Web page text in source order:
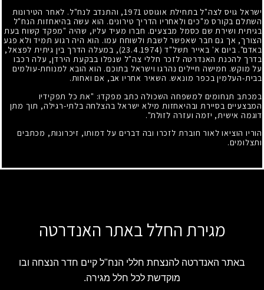
ישראל גויס לצה"ל בתחילת אוגוסט 1971, והתנדב לנח"ל. לאחר הטירונות
השתלם בקורס מ"כים ולאחריו הדריך טירונים. הוא עשה בהיאחזות הנח"ל
בגיתית ושירת שם כסמל מבצעים. חברו מעיד עליו, שהיה "מפקד קשוח בעת
הצורך, אך גם חבר שאפשר לשבת ולשוחח עמו. הוא היה רגוע תמיד ולא פגע
באדם". ביום א' באייר תשל"ד (23.4.1974)
, במעלה הדרך בין גיתית לפצאל,
בדרך להכנת האנדרטה לזכר חללי צה"ל שנפלו בבקעת הירדן, עלה רכבו
על מוקש. חמישה חיילים נהרגו וישראל בתוכם. הוא הובא למנוחת-עולמים
בבית-העלמין בכפר מונאש. השאיר אחריו אב, אם ואחות.
במכתב תנחומים למשפחה השכולה כתב מפקדו: "את כל תפקידיו
המבצעיים בסיירת ובהיאחזות מילא ישראל בהצלחה בלתי-רגילה, תוך מתן
דוגמה אישית, יזמה ועזרה לזולת".
הוריו הוציאו לאור חוברת לזכרו ובה דברים על דמותו, זיכרונות, מכתבים
ותצלומים.
מגירת החלל באתר האנדרטה
באתר האנדרטה להנצחת חללי הנח"ל קיים חדר הנצחה ובו
מוקדשת לכל חלל מגירה.